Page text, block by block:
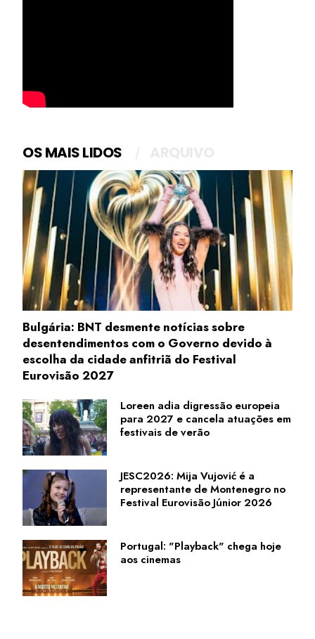
OS MAIS LIDOS
Bulgária: BNT desmente notícias sobre
desentendimentos com o Governo devido à
escolha da cidade anfitriã do Festival
Eurovisão 2027
Loreen adia digressão europeia
para 2027 e cancela atuações em
festivais de verão
JESC2026: Mija Vujović é a
representante de Montenegro no
Festival Eurovisão Júnior 2026
Portugal: "Playback" chega hoje
aos cinemas